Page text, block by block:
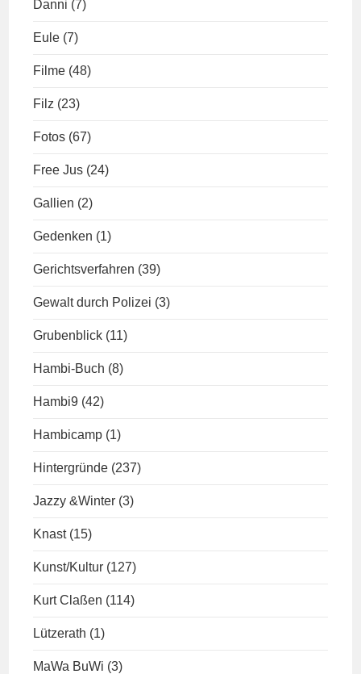
Danni (7)
Eule (7)
Filme (48)
Filz (23)
Fotos (67)
Free Jus (24)
Gallien (2)
Gedenken (1)
Gerichtsverfahren (39)
Gewalt durch Polizei (3)
Grubenblick (11)
Hambi-Buch (8)
Hambi9 (42)
Hambicamp (1)
Hintergründe (237)
Jazzy &Winter (3)
Knast (15)
Kunst/Kultur (127)
Kurt Claßen (114)
Lützerath (1)
MaWa BuWi (3)